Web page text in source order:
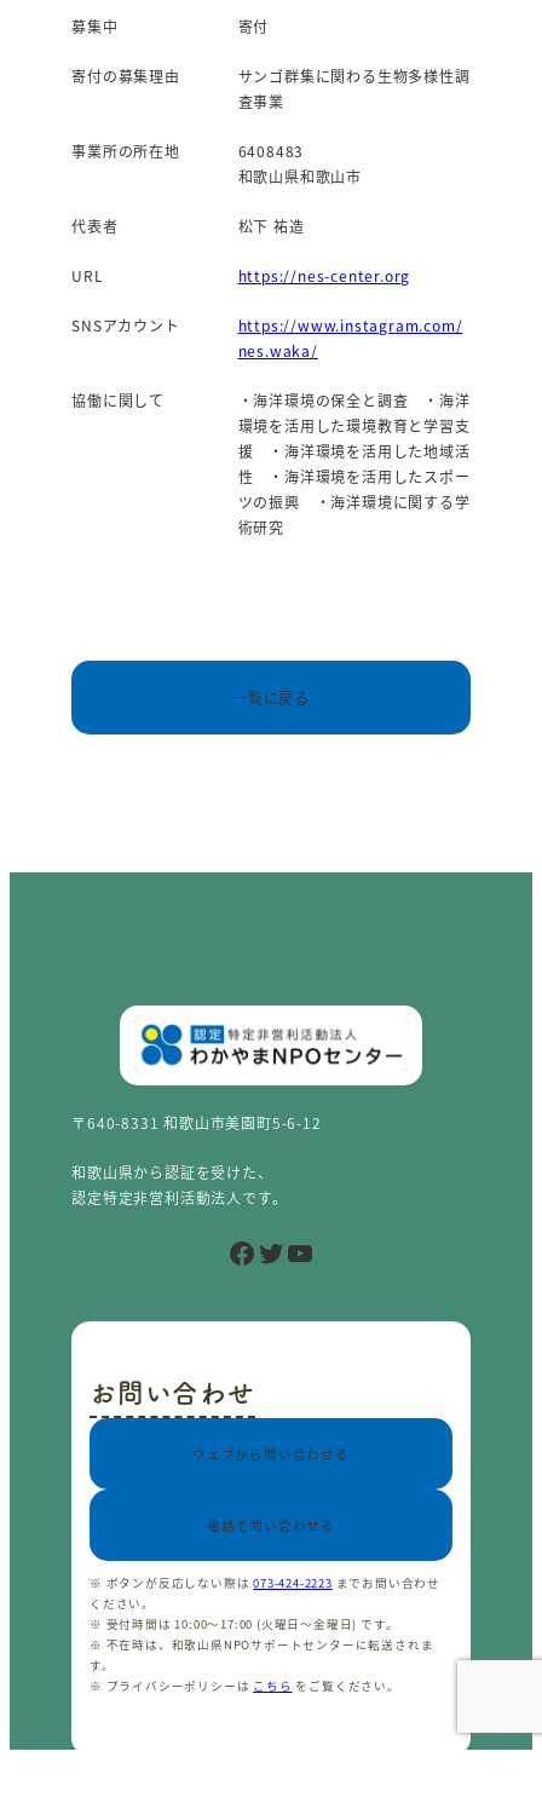
募集中 寄付
寄付の募集理由
サンゴ群集に関わる生物多様性調
査事業
事業所の所在地
6408483
和歌山県和歌山市
代表者 松下 祐造
URL https://nes-center.org
SNSアカウント
https://www.instagram.com/
nes.waka/
協働に関して
・海洋環境の保全と調査 ・海洋
環境を活用した環境教育と学習支
援 ・海洋環境を活用した地域活
性 ・海洋環境を活用したスポー
ツの振興 ・海洋環境に関する学
術研究
一覧に戻る
〒640-8331 和歌山市美園町5-6-12
和歌山県から認証を受けた、
認定特定非営利活動法人です。
Facebook Twitter YouTube
お問い合わせ
ウェブから問い合わせる
電話で問い合わせる
※ ボタンが反応しない際は073-424-2223 までお問い合わせ
ください。
※ 受付時間は 10:00〜17:00 (火曜日〜金曜日) です。
※ 不在時は、和歌山県NPOサポートセンターに転送されま
す。
※ プライバシーポリシーは こちら をご覧ください。